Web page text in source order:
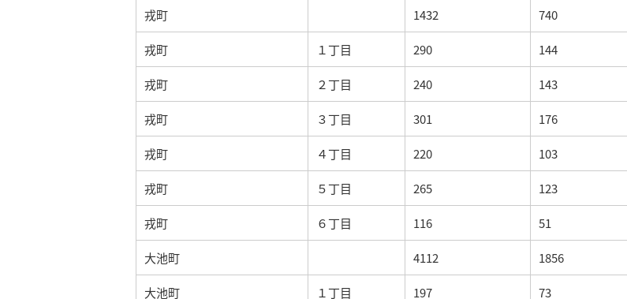
戎町 1432 740
戎町 １丁目 290 144
戎町 ２丁目 240 143
戎町 ３丁目 301 176
戎町 ４丁目 220 103
戎町 ５丁目 265 123
戎町 ６丁目 116 51
大池町 4112 1856
大池町 １丁目 197 73